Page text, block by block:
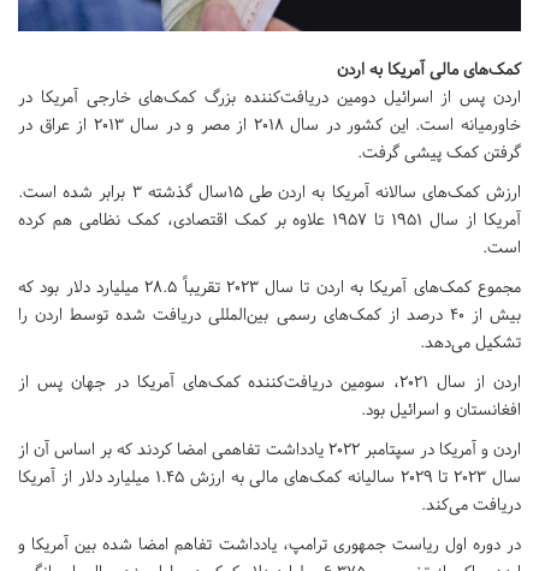
کمک‌های مالی آمریکا به اردن
اردن پس از اسرائیل دومین دریافت‌کننده بزرگ کمک‌های خارجی آمریکا در
خاورمیانه است. این کشور در سال 2018 از مصر و در سال 2013 از عراق در
گرفتن کمک پیشی گرفت.
ارزش کمک‌های سالانه آمریکا به اردن طی 15سال گذشته 3 برابر شده است.
آمریکا از سال 1951 تا 1957 علاوه بر کمک اقتصادی، کمک نظامی هم کرده
است.
مجموع کمک‌های آمریکا به اردن تا سال 2023 تقریباً 28.5 میلیارد دلار بود که
بیش از 40 درصد از کمک‌های رسمی بین‌المللی دریافت شده توسط اردن را
تشکیل می‌دهد.
اردن از سال 2021، سومین دریافت‌کننده کمک‌های آمریکا در جهان پس از
افغانستان و اسرائیل بود.
اردن و آمریکا در سپتامبر 2022 یادداشت تفاهمی امضا کردند که بر اساس آن از
سال 2023 تا 2029 سالیانه کمک‌های مالی به ارزش 1.45 میلیارد دلار از آمریکا
دریافت می‌کند.
در دوره اول ریاست جمهوری ترامپ، یادداشت تفاهم امضا شده بین آمریکا و